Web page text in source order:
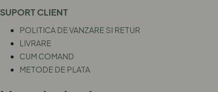
SUPORT CLIENT
POLITICA DE VANZARE SI RETUR
LIVRARE
CUM COMAND
METODE DE PLATA